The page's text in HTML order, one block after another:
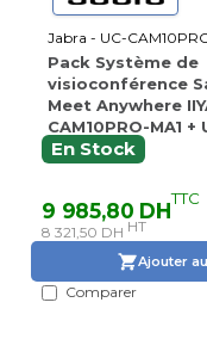
Jabra - UC-
Pack Système de
visioconférence
Meet Anywhere
CAM10PRO-MA1 +
En Stock
9 985,80 DHTTC
8 321,50 DH HT
Ajouter
Comparer